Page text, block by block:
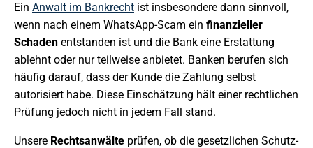
Ein Anwalt im Bankrecht ist insbesondere dann sinnvoll,
wenn nach einem WhatsApp-Scam ein finanzieller
Schaden entstanden ist und die Bank eine Erstattung
ablehnt oder nur teilweise anbietet. Banken berufen sich
häufig darauf, dass der Kunde die Zahlung selbst
autorisiert habe. Diese Einschätzung hält einer rechtlichen
Prüfung jedoch nicht in jedem Fall stand.
Unsere Rechtsanwälte prüfen, ob die gesetzlichen Schutz-